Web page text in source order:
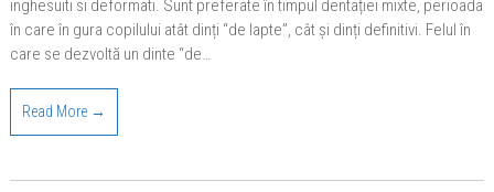
inghesuiti si deformati. Sunt preferate în timpul dentației mixte, perioada
în care în gura copilului atât dinți “de lapte”, cât și dinți definitivi. Felul în
care se dezvoltă un dinte “de…
Read More →